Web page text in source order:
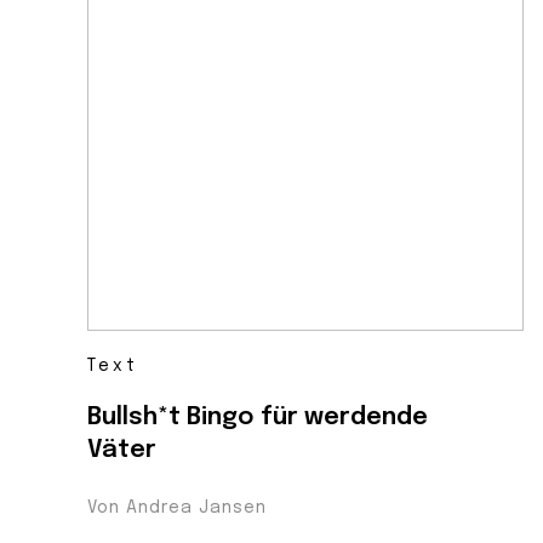
Text
Bullsh*t Bingo für werdende
Väter
Von Andrea Jansen